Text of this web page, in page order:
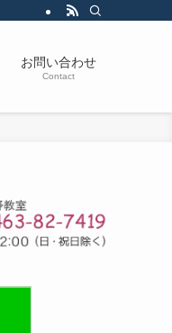
お問い合わせ
Contact